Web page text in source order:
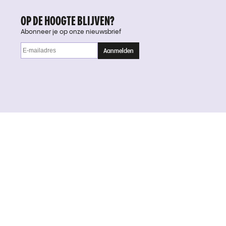
OP DE HOOGTE BLIJVEN?
Abonneer je op onze nieuwsbrief